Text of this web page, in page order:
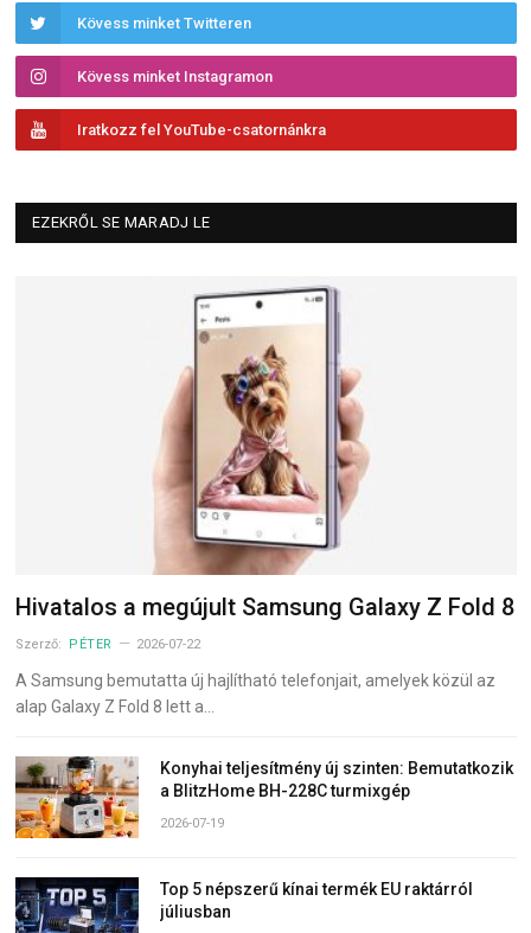
Kövess minket Twitteren
Kövess minket Instagramon
Iratkozz fel YouTube-csatornánkra
EZEKRŐL SE MARADJ LE
Hivatalos a megújult Samsung Galaxy Z Fold 8
Szerző: PÉTER 2026-07-22
A Samsung bemutatta új hajlítható telefonjait, amelyek közül az
alap Galaxy Z Fold 8 lett a…
Konyhai teljesítmény új szinten: Bemutatkozik
a BlitzHome BH-228C turmixgép
2026-07-19
Top 5 népszerű kínai termék EU raktárról
júliusban